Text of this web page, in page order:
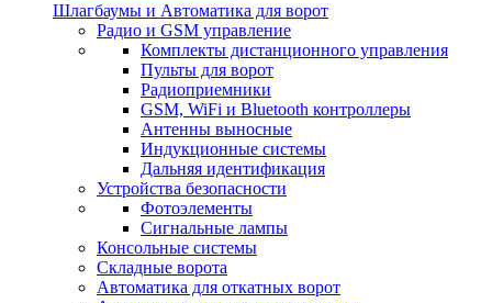
Шлагбаумы и Автоматика для ворот
Радио и GSM управление
Комплекты дистанционного управления
Пульты для ворот
Радиоприемники
GSM, WiFi и Bluetooth контроллеры
Антенны выносные
Индукционные системы
Дальняя идентификация
Устройства безопасности
Фотоэлементы
Сигнальные лампы
Консольные системы
Складные ворота
Автоматика для откатных ворот